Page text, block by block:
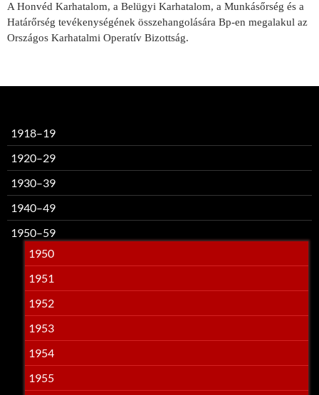
A Honvéd Karhatalom, a Belügyi Karhatalom, a Munkásőrség és a
Határőrség tevékenységének összehangolására Bp-en megalakul az
Országos Karhatalmi Operatív Bizottság.
1918–19
1920–29
1930–39
1940–49
1950–59
1950
1951
1952
1953
1954
1955